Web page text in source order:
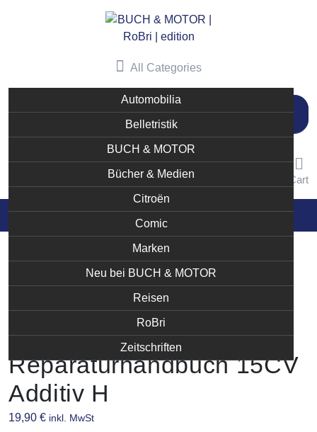
All Categories
Automobilia
Belletristik
BUCH & MOTOR
Bücher & Medien
Citroën
Comic
Marken
Neu bei BUCH & MOTOR
Reisen
RoBri
Zeitschriften
Suchen
nach:
Like Cart
Citroën Traction Avant
Reparaturhandbuch 15CV
Additiv H
19,90 € inkl. MwSt